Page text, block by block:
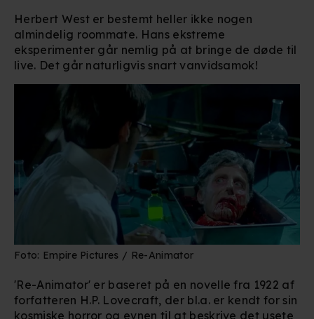
Herbert West er bestemt heller ikke nogen
almindelig roommate. Hans ekstreme
eksperimenter går nemlig på at bringe de døde til
live. Det går naturligvis snart vanvidsamok!
Foto: Empire Pictures / Re-Animator
'Re-Animator' er baseret på en novelle fra 1922 af
forfatteren H.P. Lovecraft, der bl.a. er kendt for sin
kosmiske horror og evnen til at beskrive det usete